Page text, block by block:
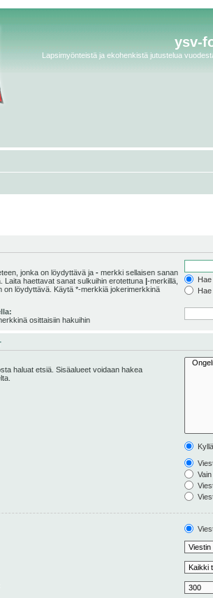
ysv-
Lapsimyönteistä ja ekohenkistä jutustelua
jonka on löydyttävä ja - merkki sellaisen sanan
Laita haettavat sanat sulkuihin erotettuna |-merkillä,
on löydyttävä. Käytä *-merkkiä jokerimerkkinä
osittaisiin hakuihin
haluat etsiä. Sisäalueet voidaan hakea